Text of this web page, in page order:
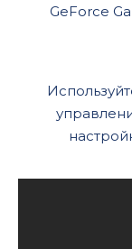
GeForce